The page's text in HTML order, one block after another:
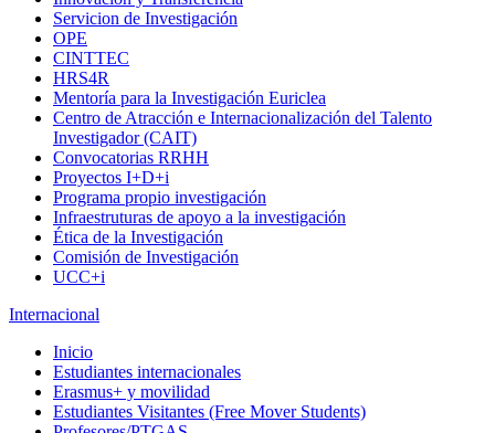
Servicion de Investigación
OPE
CINTTEC
HRS4R
Mentoría para la Investigación Euriclea
Centro de Atracción e Internacionalización del Talento
Investigador (CAIT)
Convocatorias RRHH
Proyectos I+D+i
Programa propio investigación
Infraestruturas de apoyo a la investigación
Ética de la Investigación
Comisión de Investigación
UCC+i
Internacional
Inicio
Estudiantes internacionales
Erasmus+ y movilidad
Estudiantes Visitantes (Free Mover Students)